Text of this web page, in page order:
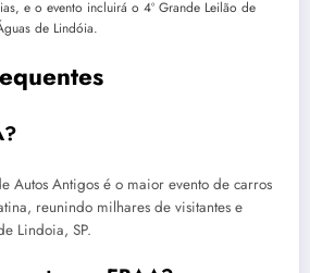
e o evento incluirá o 4º Grande Leilão de
de Lindóia.
Autos Antigos é o maior evento de carros
reunindo milhares de visitantes e
Lindoia, SP.